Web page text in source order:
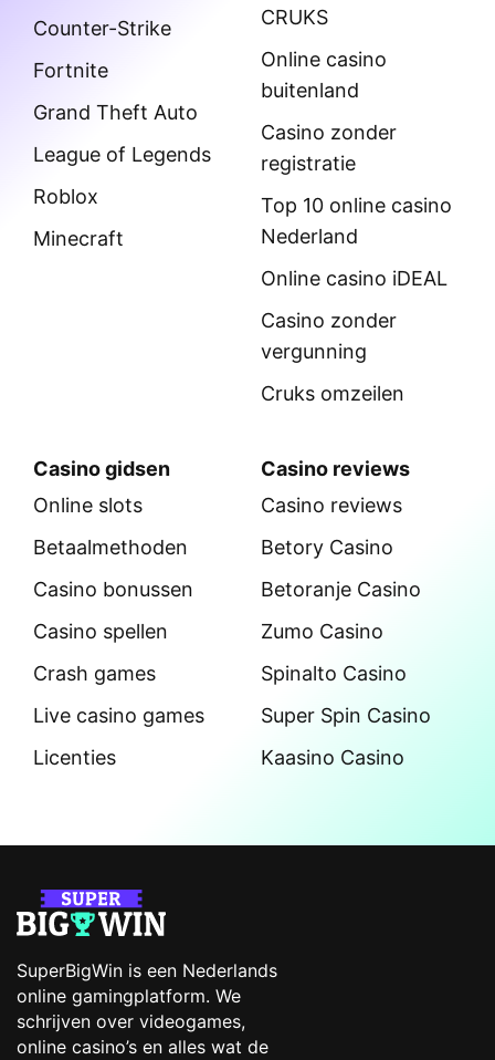
Counter-Strike
Fortnite
Grand Theft Auto
League of Legends
Roblox
Minecraft
CRUKS
Online casino
buitenland
Casino zonder
registratie
Top 10 online casino
Nederland
Online casino iDEAL
Casino zonder
vergunning
Cruks omzeilen
Casino gidsen
Online slots
Betaalmethoden
Casino bonussen
Casino spellen
Crash games
Live casino games
Licenties
Casino reviews
Casino reviews
Betory Casino
Betoranje Casino
Zumo Casino
Spinalto Casino
Super Spin Casino
Kaasino Casino
SuperBigWin is een Nederlands
online gamingplatform. We
schrijven over videogames,
online casino’s en alles wat de